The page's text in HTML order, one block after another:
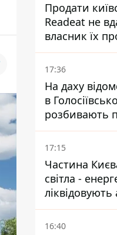
Продати
Readeat не
власник їх
17:36
На даху
в
розбивають
гектар
17:15
Частина
світла -
ліквідовують
16:40